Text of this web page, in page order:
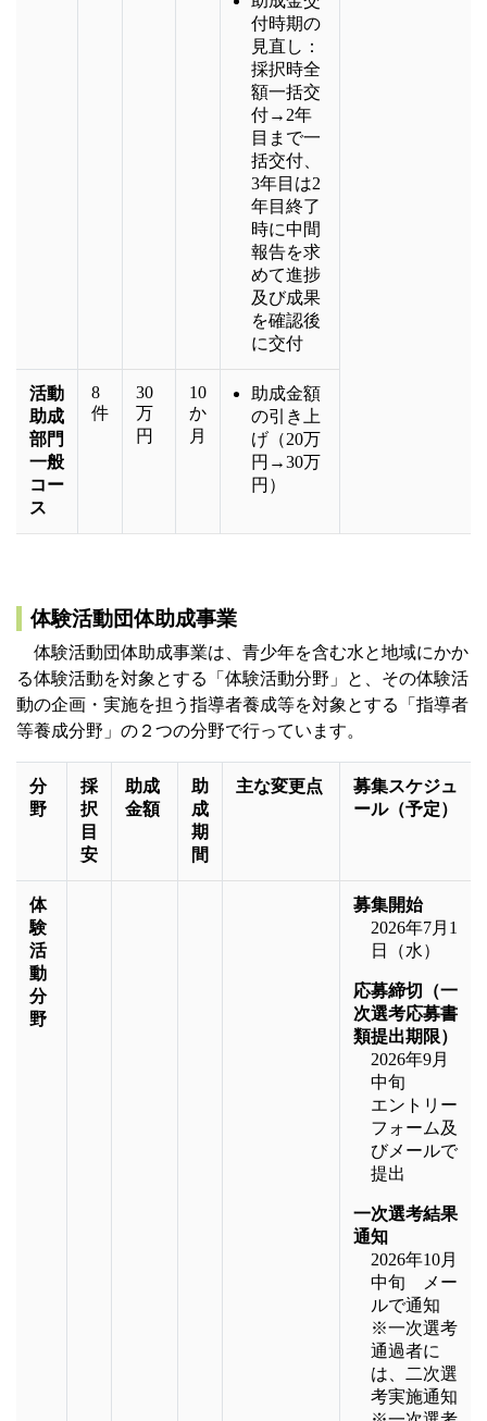
付時期の
見直し：
採択時全
額一括交
付→2年
目まで一
括交付、
3年目は2
年目終了
時に中間
報告を求
めて進捗
及び成果
を確認後
に交付
活動
助成
部門
一般
コー
ス
8
件
30
万
円
10
か
月
助成金額
の引き上
げ（20万
円→30万
円）
体験活動団体助成事業
体験活動団体助成事業は、青少年を含む水と地域にかか
る体験活動を対象とする「体験活動分野」と、その体験活
動の企画・実施を担う指導者養成等を対象とする「指導者
等養成分野」の２つの分野で行っています。
分
野
採
択
目
安
助成
金額
助
成
期
間
主な変更点
募集スケジュ
ール（予定）
体
験
活
動
分
野
募集開始
2026年7月1
日（水）
応募締切（一
次選考応募書
類提出期限）
2026年9月
中旬
エントリー
フォーム及
びメールで
提出
一次選考結果
通知
2026年10月
中旬 メー
ルで通知
※一次選考
通過者に
は、二次選
考実施通知